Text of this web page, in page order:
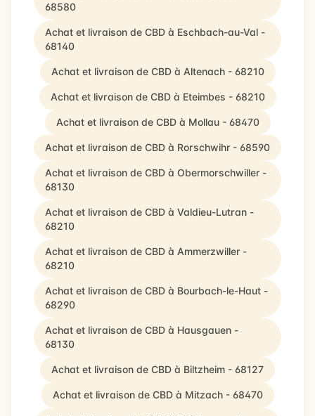
68580
Achat et livraison de CBD à Eschbach-au-Val -
68140
Achat et livraison de CBD à Altenach - 68210
Achat et livraison de CBD à Eteimbes - 68210
Achat et livraison de CBD à Mollau - 68470
Achat et livraison de CBD à Rorschwihr - 68590
Achat et livraison de CBD à Obermorschwiller -
68130
Achat et livraison de CBD à Valdieu-Lutran -
68210
Achat et livraison de CBD à Ammerzwiller -
68210
Achat et livraison de CBD à Bourbach-le-Haut -
68290
Achat et livraison de CBD à Hausgauen -
68130
Achat et livraison de CBD à Biltzheim - 68127
Achat et livraison de CBD à Mitzach - 68470